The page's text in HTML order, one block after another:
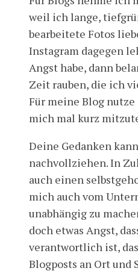
weil ich lange,
bearbeitete Fotos
Instagram dagegen
Angst habe, dann
Zeit rauben, die ich
Für meine Blog
mich mal kurz
Deine Gedanken
nachvollziehen. In
auch einen
mich auch vom
unabhängig zu
doch etwas Angst,
verantwortlich ist,
Blogposts an Ort und